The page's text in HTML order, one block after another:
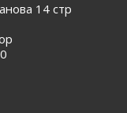
14 стр